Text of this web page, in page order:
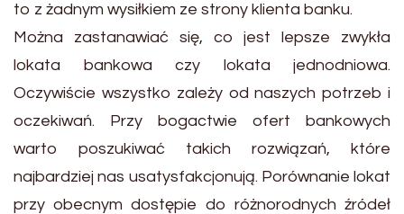
to z żadnym wysiłkiem ze strony klienta banku.
Można zastanawiać się, co jest lepsze zwykła
lokata bankowa czy lokata jednodniowa.
Oczywiście wszystko zależy od naszych potrzeb i
oczekiwań. Przy bogactwie ofert bankowych
warto poszukiwać takich rozwiązań, które
najbardziej nas usatysfakcjonują. Porównanie lokat
przy obecnym dostępie do różnorodnych źródeł